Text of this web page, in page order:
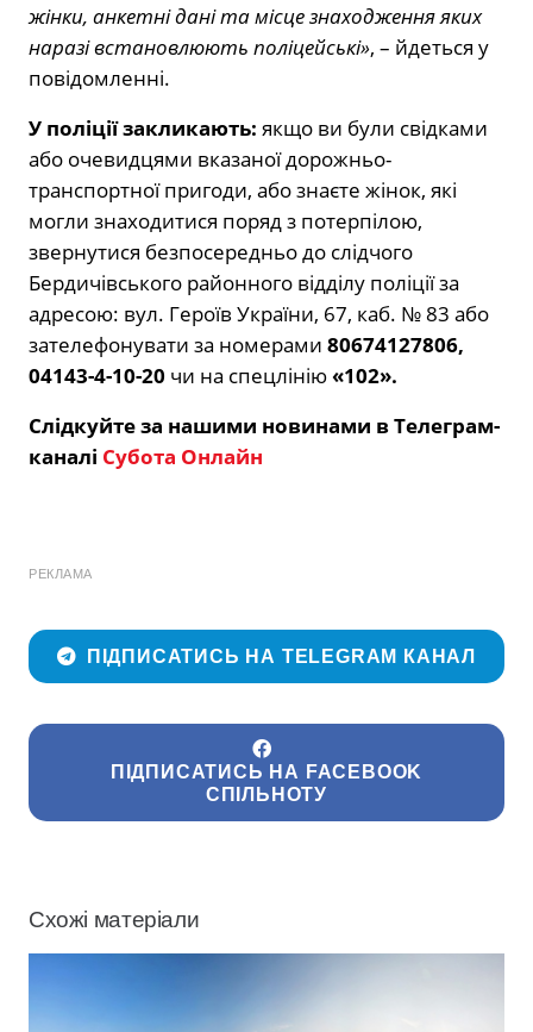
жінки, анкетні дані та місце знаходження яких
наразі встановлюють поліцейські», – йдеться у
повідомленні.
У поліції закликають: якщо ви були свідками
або очевидцями вказаної дорожньо-
транспортної пригоди, або знаєте жінок, які
могли знаходитися поряд з потерпілою,
звернутися безпосередньо до слідчого
Бердичівського районного відділу поліції за
адресою: вул. Героїв України, 67, каб. № 83 або
зателефонувати за номерами 80674127806,
04143-4-10-20 чи на спецлінію«102».
Слідкуйте за нашими новинами в Телеграм-
каналі Субота Онлайн
РЕКЛАМА
ПІДПИСАТИСЬ НА TELEGRAM КАНАЛ
ПІДПИСАТИСЬ НА FACEBOOK
СПІЛЬНОТУ
Схожі матеріали